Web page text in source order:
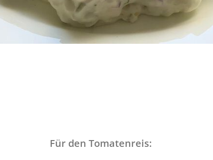
Für den Tomatenreis: